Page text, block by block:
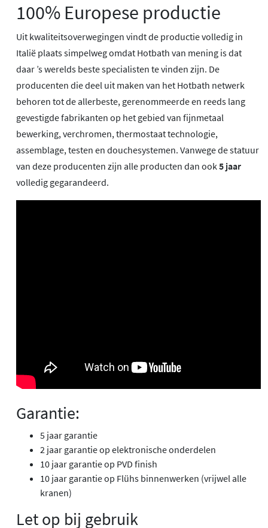
100% Europese productie
Uit kwaliteitsoverwegingen vindt de productie volledig in
Italië plaats simpelweg omdat Hotbath van mening is dat
daar ’s werelds beste specialisten te vinden zijn. De
producenten die deel uit maken van het Hotbath netwerk
behoren tot de allerbeste, gerenommeerde en reeds lang
gevestigde fabrikanten op het gebied van fijnmetaal
bewerking, verchromen, thermostaat technologie,
assemblage, testen en douchesystemen. Vanwege de statuur
van deze producenten zijn alle producten dan ook5 jaar
volledig gegarandeerd.
Garantie:
5 jaar garantie
2 jaar garantie op elektronische onderdelen
10 jaar garantie op PVD finish
10 jaar garantie op Flühs binnenwerken (vrijwel alle
kranen)
Let op bij gebruik